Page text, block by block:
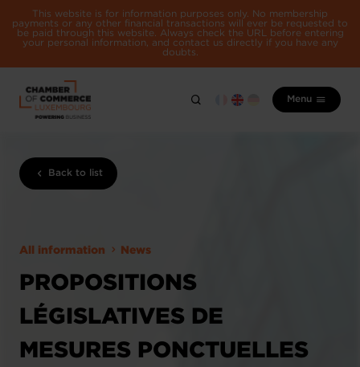
This website is for information purposes only. No membership
payments or any other financial transactions will ever be requested to
be paid through this website. Always check the URL before entering
your personal information, and contact us directly if you have any
doubts.
Menu
Back to list
All information News
PROPOSITIONS
LÉGISLATIVES DE
MESURES PONCTUELLES